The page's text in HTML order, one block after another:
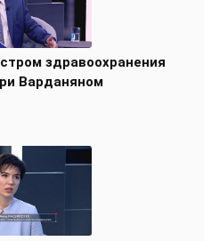
здравоохранения
Варданяном